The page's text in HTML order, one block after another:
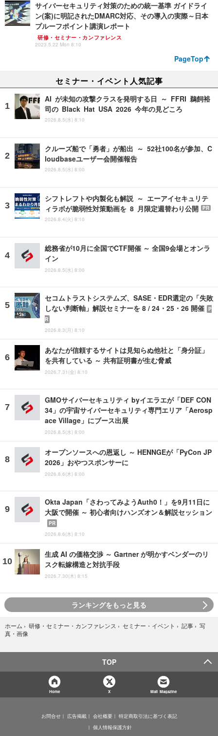
サイバーセキュリティ対策のための統一基準 ガイドライ
ン(案)に明記されたDMARC対応、その導入の実際～日本
プルーフポイント講演レポート
研修・セミナー・カンファレンス
2023.5.22 Mon 8:10
PageTop
セミナー・イベント人気記事
AI が未知の攻撃クラスを発明する日 ～ FFRI 鵜飼裕
司の Black Hat USA 2026 今年の見どころ
2026.8.5(水) 8:10
クルーズ船で「勇者」が船出 ～ 52社100名が参加、C
loudbaseユーザー会開催報告
2026.8.5(水) 8:00
シフトレフトや内製化も解説 ～ エーアイセキュリテ
ィラボが脆弱性対策動画を 8 月限定週替わり公開
PR
2026.8.4(火) 8:10
総務省が10月に全国でCTF開催 ～ 全国9会場とオンラ
イン
2026.8.5(水) 8:00
セコムトラストシステムズ、SASE・EDR選定の「失敗
しない判断軸」解説セミナーを 8 / 24・25・26 開催 P
R
2026.8.3(月) 8:10
あなたが信頼するサイトは見知らぬ他社と「身分証」
を共有している ～ 共有証明書が生む脅威
2026.7.31(金) 8:10
GMOサイバーセキュリティ byイエラエが「DEF CON
34」の宇宙サイバーセキュリティ専門エリア「Aerosp
ace Village」にブース出展
2026.8.5(水) 8:00
オープンソースへの恩返し ～ HENNGEが「PyCon JP
2026」おやつスポンサーに
2026.8.6(木) 8:00
Okta Japan「さわってみようAuth0！」を9月11日に
大阪で開催 ～ 初心者向けハンズオン＆解説セッション
PR
2026.8.6(木) 8:10
生成 AI の価格交渉 ～ Gartner が明かすベンダーのリ
スク転嫁構造と対抗手段
2026.7.30(木) 8:15
ランキングをもっと見る
ホーム › 研修・セミナー・カンファレンス › セミナー・イベント › 記事 › 写
真・画像
TOP
Home X Mail Magazine
お問合せ 広告掲載 会社概要
特定商取引法に基づく表記
個人情報保護方針